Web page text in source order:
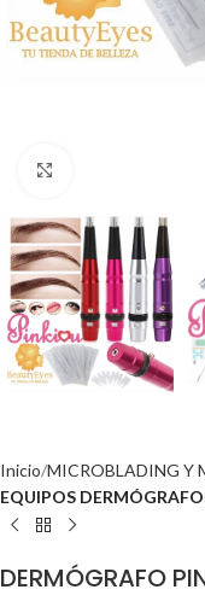
Inicio MICROBLADING Y
EQUIPOS
DERMÓGRAFO